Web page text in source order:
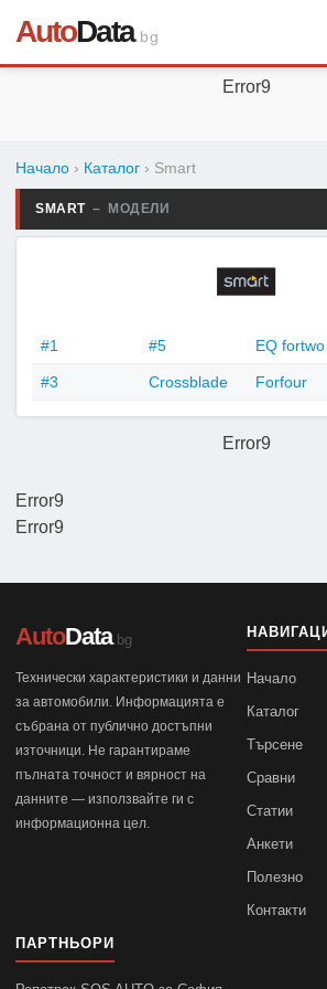
AutoData.bg
Error9
Error9
Начало › Каталог › Smart
SMART – МОДЕЛИ
#1
#3
#5
Crossblade
EQ fortwo
Forfour
Error9
Error9
AutoData.bg
Технически характеристики и данни
за автомобили. Информацията е
събрана от публично достъпни
източници. Не гарантираме
пълната точност и вярност на
данните — използвайте ги с
информационна цел.
Начало
Каталог
Търсене
Сравни
Статии
Анкети
Полезно
Контакти
ПАРТНЬОРИ